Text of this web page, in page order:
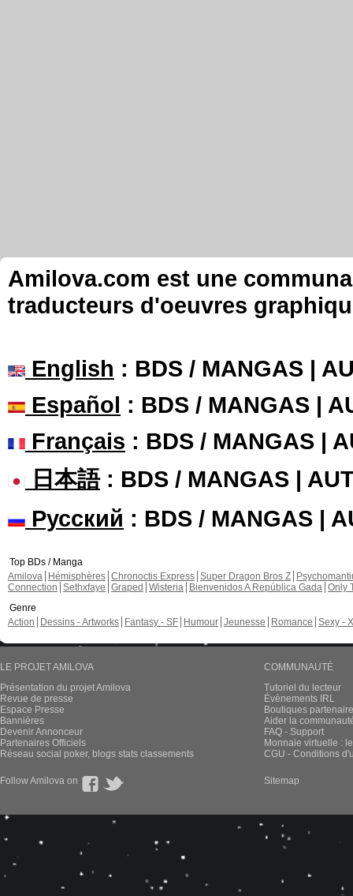
Amilova.com est une
traducteurs d'oeuvres
English : BDS / MANGAS |
Español : BDS / MANGAS |
Français : BDS / MANGAS |
日本語: BDS / MANGAS |
Русский : BDS / MANGAS |
Top BDs / Manga
Amilova
Hémisphères Chronoctis Express Super Dragon Bros Z
Connection Sethxfaye Graped Wisteria Bienvenidos A República Gada Only
Genre
Action
Dessins - Artworks Fantasy - SF Humour Jeunesse Romance Sexy -
LE PROJET AMILOVA
Présentation du projet Amilova
Revue de presse
Espace Presse
Bannières
Devenir Annonceur
Partenaires Officiels
Réseau social poker, blogs stats classements
COMMUNAUTÉ
Tutoriel du lecteur
Évènements IRL
Boutiques
Aider la
FAQ - Support
Monnaie virtuelle :
CGU - Conditions
Follow Amilova on Sitemap